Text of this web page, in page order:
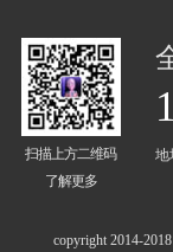
扫描上方二维码
了解更多
地
copyright 2014-